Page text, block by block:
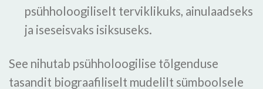
psühholoogiliselt terviklikuks, ainulaadseks
ja iseseisvaks isiksuseks.
See nihutab psühholoogilise tõlgenduse
tasandit biograafiliselt mudelilt sümboolsele